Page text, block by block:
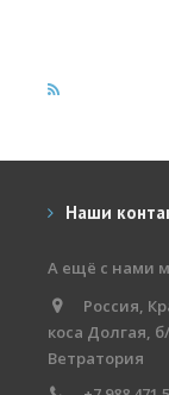
Наши
А ещё с нами
Россия,
коса Долгая,
Ветратория